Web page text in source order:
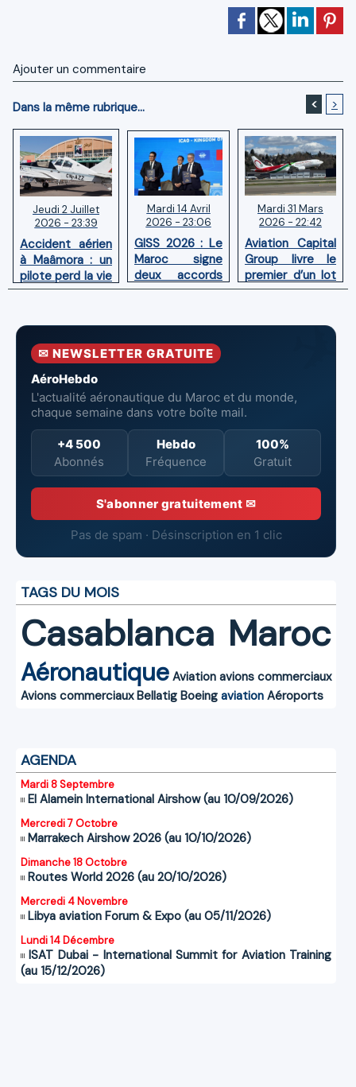
Ajouter un commentaire
Dans la même rubrique... < >
Jeudi 2 Juillet
2026 - 23:39
Accident aérien
à Maâmora : un
pilote perd la vie
en combat
incendie
Mardi 14 Avril
2026 - 23:06
GISS 2026 : Le
Maroc signe
deux accords
avec l'OACI
la surveillance
aériennes.
Mardi 31 Mars
2026 - 22:42
Aviation Capital
Group livre le
premier d’un lot
de six Boeing
neufs à Royal Air
✉ NEWSLETTER GRATUITE
AéroHebdo
L'actualité aéronautique du Maroc et du monde,
chaque semaine dans votre boîte mail.
+4 500
Abonnés
Hebdo
Fréquence
100%
Gratuit
S'abonner gratuitement ✉
Pas de spam · Désinscription en 1 clic
TAGS DU MOIS
Casablanca Maroc
Aéronautique Aviation avions commerciaux
Avions commerciaux Bellatig Boeing aviation Aéroports
AGENDA
Mardi 8 Septembre
El Alamein International Airshow (au 10/09/2026)
Mercredi 7 Octobre
Marrakech Airshow 2026 (au 10/10/2026)
Dimanche 18 Octobre
Routes World 2026 (au 20/10/2026)
Mercredi 4 Novembre
Libya aviation Forum & Expo (au 05/11/2026)
Lundi 14 Décembre
ISAT Dubai - International Summit for Aviation Training
(au 15/12/2026)